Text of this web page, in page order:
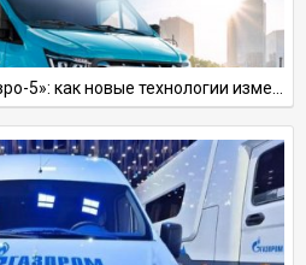
"ГАЗ вернул стандарты «Евро-5»: как новые технологии изменят будущее ГАЗелей и Соболей!"